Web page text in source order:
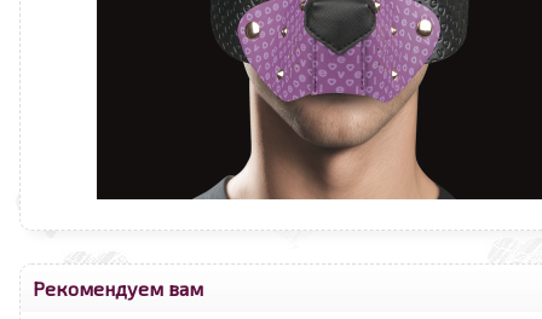
Рекомендуем вам